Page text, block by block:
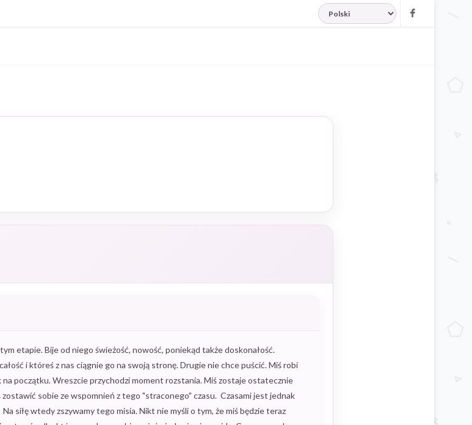
JĘZYK
etapie. Bije od niego świeżość, nowość, poniekąd także doskonałość.
i któreś z nas ciągnie go na swoją stronę. Drugie nie chce puścić. Miś robi
na początku. Wreszcie przychodzi moment rozstania. Miś zostaje ostatecznie
sobie ze wspomnień z tego "straconego" czasu. Czasami jest jednak
siłę wtedy zszywamy tego misia. Nikt nie myśli o tym, że miś będzie teraz